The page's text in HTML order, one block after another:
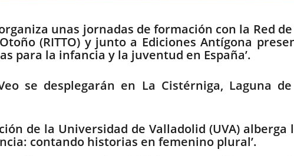
unas jornadas de formación con la Red
(RITTO) y junto a Ediciones Antígona
para la infancia y la juventud en España’.
se desplegarán en La Cistérniga, Laguna
de la Universidad de Valladolid (UVA)
contando historias en femenino plural’.